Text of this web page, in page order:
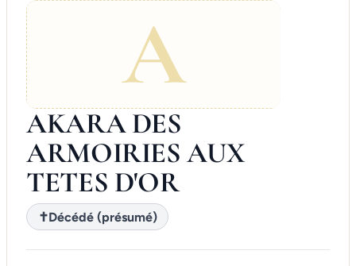
A
AKARA DES
ARMOIRIES AUX
TETES D'OR
✝Décédé (présumé)